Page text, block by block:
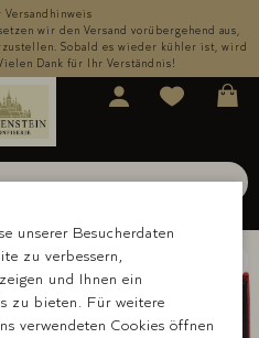
wir den Versand vorübergehend aus,
Sobald es wieder kühler ist, wird
Dank für Ihr Verständnis!
unserer Besucherdaten
zu verbessern,
und Ihnen ein
zu bieten. Für weitere
verwendeten Cookies öffnen